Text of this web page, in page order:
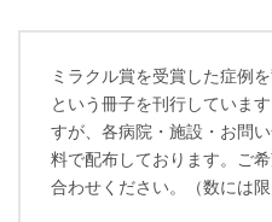
ミラクル賞を受賞した症例
という冊子を刊行していま
すが、各病院・施設・お問
料で配布しております。
ご
合わせください。
（数には